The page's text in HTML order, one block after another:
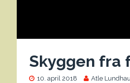
Skyggen fra
10. april 2018 Atle